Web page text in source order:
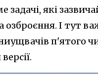
які
озброєння. І тут
п'ятого